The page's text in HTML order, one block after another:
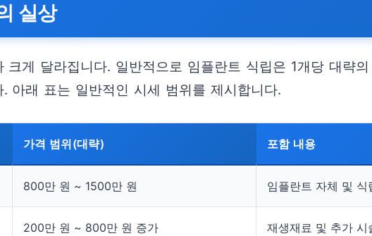
실상
크게 달라집니다. 일반적으로 임플란트 식립은 1개당 대략
아래 표는 일반적인 시세 범위를 제시합니다.
가격 범위(대략) 포함 내용
800만 원 ~ 1500만 원 임플란트 자체 및
200만 원 ~ 800만 원 증가 재생재료 및 추가 시